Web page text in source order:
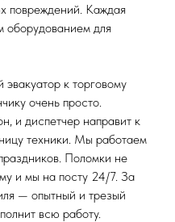
повреждений. Каждая
для
к торговому
очень просто.
и диспетчер направит к
техники. Мы работаем
Поломки не
и мы на посту 24/7. За
— опытный и трезый
всю работу.